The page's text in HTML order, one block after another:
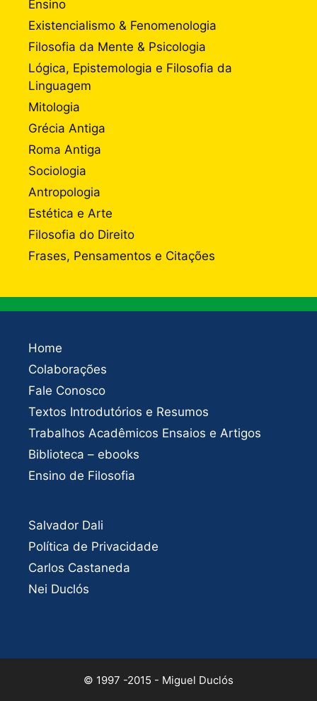
Ensino
Existencialismo & Fenomenologia
Filosofia da Mente & Psicologia
Lógica, Epistemologia e Filosofia da
Linguagem
Mitologia
Grécia Antiga
Roma Antiga
Sociologia
Antropologia
Estética e Arte
Filosofia do Direito
Frases, Pensamentos e Citações
Home
Colaborações
Fale Conosco
Textos Introdutórios e Resumos
Trabalhos Acadêmicos Ensaios e Artigos
Biblioteca – ebooks
Ensino de Filosofia
Salvador Dali
Política de Privacidade
Carlos Castaneda
Nei Duclós
© 1997 -2015 - Miguel Duclós